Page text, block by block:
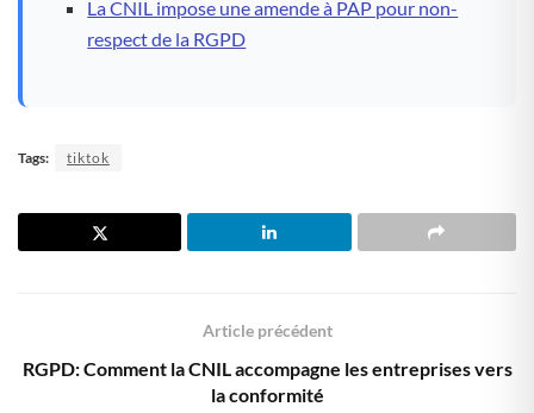
La CNIL impose une amende à PAP pour non-
respect de la RGPD
Tags: tiktok
Article précédent
RGPD: Comment la CNIL accompagne les entreprises vers
la conformité